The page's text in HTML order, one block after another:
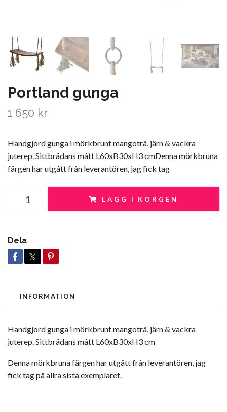
Portland gunga
1 650 kr
Handgjord gunga i mörkbrunt mangoträ, järn & vackra
juterep. Sittbrädans mått L60xB30xH3 cmDenna mörkbruna
färgen har utgått från leverantören, jag fick tag
LÄGG I KORGEN
Dela
INFORMATION
Handgjord gunga i mörkbrunt mangoträ, järn & vackra
juterep. Sittbrädans mått L60xB30xH3 cm
Denna mörkbruna färgen har utgått från leverantören, jag
fick tag på allra sista exemplaret.